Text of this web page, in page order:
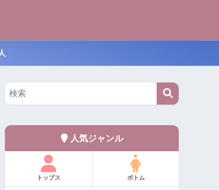
人気ジャンル
トップス ボトム